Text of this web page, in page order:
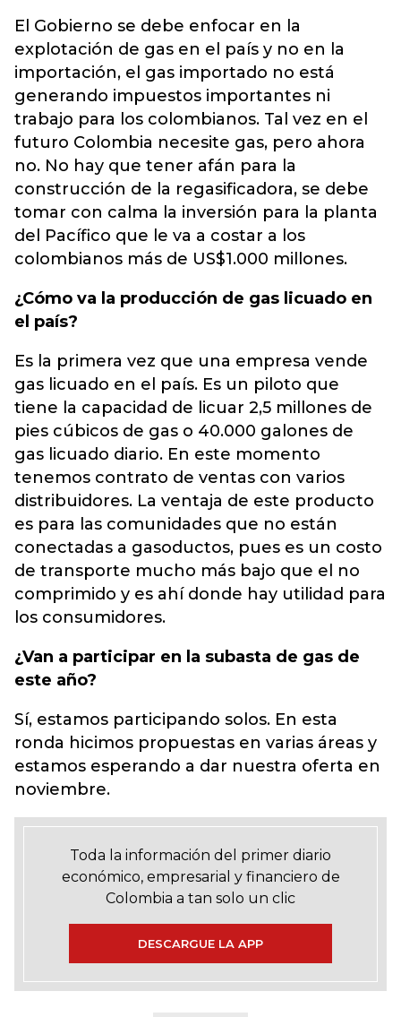
El Gobierno se debe enfocar en la
explotación de gas en el país y no en la
importación, el gas importado no está
generando impuestos importantes ni
trabajo para los colombianos. Tal vez en el
futuro Colombia necesite gas, pero ahora
no. No hay que tener afán para la
construcción de la regasificadora, se debe
tomar con calma la inversión para la planta
del Pacífico que le va a costar a los
colombianos más de US$1.000 millones.
¿Cómo va la producción de gas licuado en
el país?
Es la primera vez que una empresa vende
gas licuado en el país. Es un piloto que
tiene la capacidad de licuar 2,5 millones de
pies cúbicos de gas o 40.000 galones de
gas licuado diario. En este momento
tenemos contrato de ventas con varios
distribuidores. La ventaja de este producto
es para las comunidades que no están
conectadas a gasoductos, pues es un costo
de transporte mucho más bajo que el no
comprimido y es ahí donde hay utilidad para
los consumidores.
¿Van a participar en la subasta de gas de
este año?
Sí, estamos participando solos. En esta
ronda hicimos propuestas en varias áreas y
estamos esperando a dar nuestra oferta en
noviembre.
Toda la información del primer diario
económico, empresarial y financiero de
Colombia a tan solo un clic
DESCARGUE LA APP